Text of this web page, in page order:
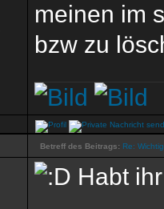
meinen im
bzw zu
Betreff des Beitrags: Re:
Habt